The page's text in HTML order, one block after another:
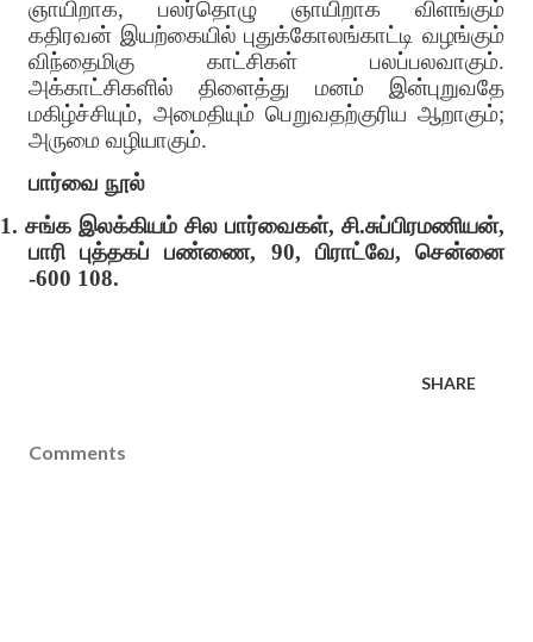
ஞாயிறாக, பலர்தொழு ஞாயிறாக விளங்கும்
கதிரவன் இயற்கையில் புதுக்கோலங்காட்டி வழங்கும்
விந்தைமிகு காட்சிகள் பலப்பலவாகும்.
அக்காட்சிகளில் திளைத்து மனம் இன்புறுவதே
மகிழ்ச்சியும், அமைதியும் பெறுவதற்குரிய ஆறாகும்;
அருமை வழியாகும்.
பார்வை நூல்
1. சங்க இலக்கியம் சில பார்வைகள், சி.சுப்பிரமணியன்,
பாரி புத்தகப் பண்ணை, 90, பிராட்வே, சென்னை
-600 108.
SHARE
Comments